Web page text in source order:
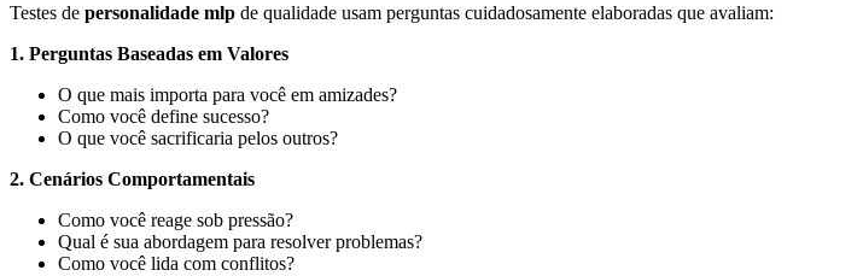
Testes de personalidade mlp de qualidade usam perguntas cuidadosamente elaboradas que avaliam:
1. Perguntas Baseadas em Valores
O que mais importa para você em amizades?
Como você define sucesso?
O que você sacrificaria pelos outros?
2. Cenários Comportamentais
Como você reage sob pressão?
Qual é sua abordagem para resolver problemas?
Como você lida com conflitos?